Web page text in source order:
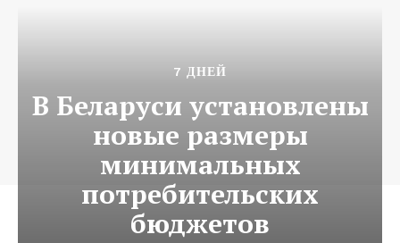
7 ДНЕЙ
В Беларуси установлены
новые размеры
минимальных
потребительских
бюджетов